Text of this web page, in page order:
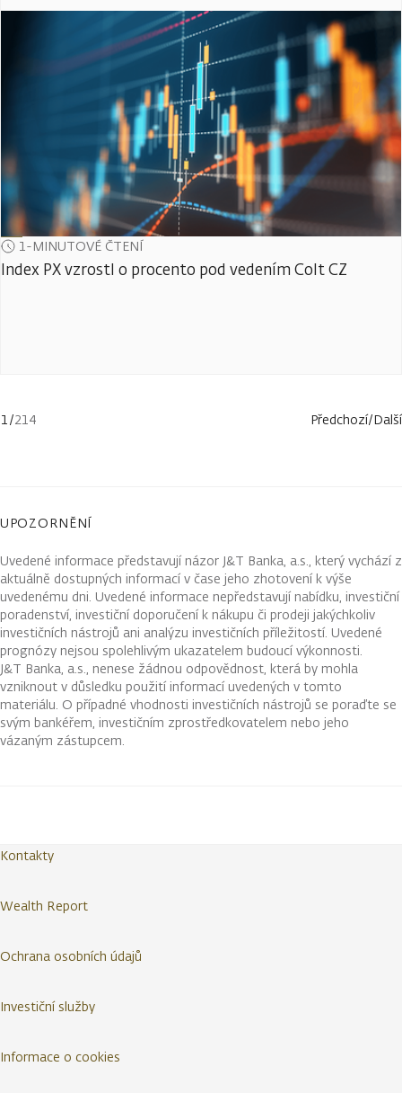
1-MINUTOVÉ ČTENÍ
Index PX vzrostl o procento pod vedením Colt CZ
1/214 Předchozí/Další
UPOZORNĚNÍ
Uvedené informace představují názor J&T Banka, a.s., který vychází z
aktuálně dostupných informací v čase jeho zhotovení k výše
uvedenému dni. Uvedené informace nepředstavují nabídku, investiční
poradenství, investiční doporučení k nákupu či prodeji jakýchkoliv
investičních nástrojů ani analýzu investičních příležitostí. Uvedené
prognózy nejsou spolehlivým ukazatelem budoucí výkonnosti.
J&T Banka, a.s., nenese žádnou odpovědnost, která by mohla
vzniknout v důsledku použití informací uvedených v tomto
materiálu. O případné vhodnosti investičních nástrojů se poraďte se
svým bankéřem, investičním zprostředkovatelem nebo jeho
vázaným zástupcem.
Kontakty
Wealth Report
Ochrana osobních údajů
Investiční služby
Informace o cookies